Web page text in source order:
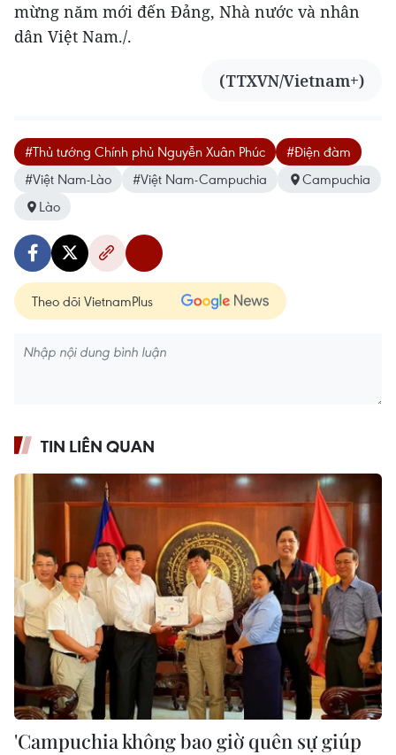
mừng năm mới đến Đảng, Nhà nước và nhân
dân Việt Nam./.
(TTXVN/Vietnam+)
#Thủ tướng Chính phủ Nguyễn Xuân Phúc
#Điện đàm
#Việt Nam-Lào
#Việt Nam-Campuchia
Campuchia
Lào
Theo dõi VietnamPlus
TIN LIÊN QUAN
'Campuchia không bao giờ quên sự giúp